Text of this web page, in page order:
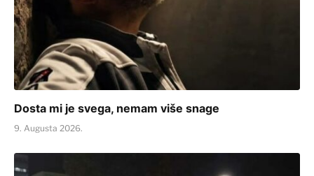
Dosta mi je svega, nemam više snage
9. Augusta 2026.